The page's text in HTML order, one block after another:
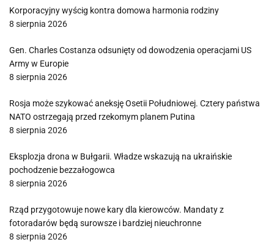
Korporacyjny wyścig kontra domowa harmonia rodziny
8 sierpnia 2026
Gen. Charles Costanza odsunięty od dowodzenia operacjami US
Army w Europie
8 sierpnia 2026
Rosja może szykować aneksję Osetii Południowej. Cztery państwa
NATO ostrzegają przed rzekomym planem Putina
8 sierpnia 2026
Eksplozja drona w Bułgarii. Władze wskazują na ukraińskie
pochodzenie bezzałogowca
8 sierpnia 2026
Rząd przygotowuje nowe kary dla kierowców. Mandaty z
fotoradarów będą surowsze i bardziej nieuchronne
8 sierpnia 2026